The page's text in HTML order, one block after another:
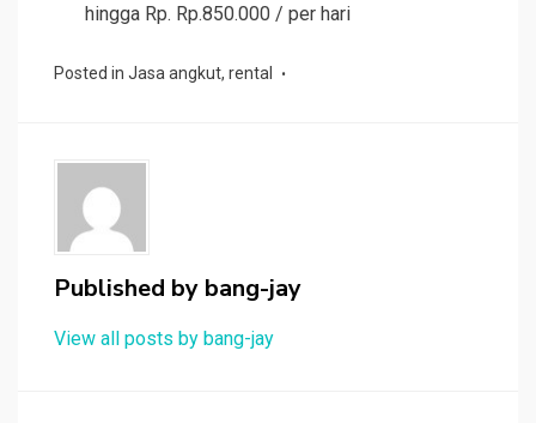
hingga Rp. Rp.850.000 / per hari
Posted in Jasa angkut, rental
Published by bang-jay
View all posts by bang-jay